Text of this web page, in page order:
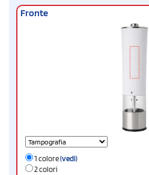
Fronte
1 colore(vedi)
2 colori